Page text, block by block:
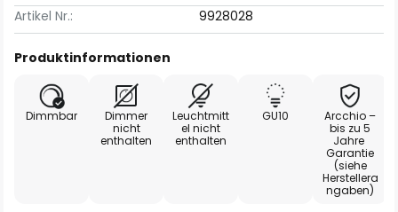
Artikel Nr.:
9928028
Produktinformationen
Dimmbar
Dimmer
nicht
enthalten
Leuchtmitt
el nicht
enthalten
GU10
Arcchio –
bis zu 5
Jahre
Garantie
(siehe
Herstellera
ngaben)